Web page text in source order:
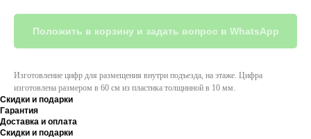
Положить в корзину и задать вопрос в WhatsApp
Изготовление цифр для размещения внутри подъезда, на этаже. Цифра
изготовлена размером в 60 см из пластика толщинной в 10 мм.
Скидки и подарки
Гарантия
Доставка и оплата
Скидки и подарки